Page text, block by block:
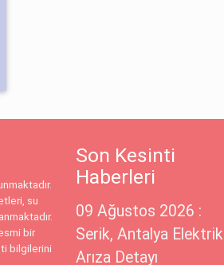
su
bir
bilgilerini
Son Kesinti
Haberleri
09 Ağustos 2026 :
Serik, Antalya Elektrik
Arıza Detayı